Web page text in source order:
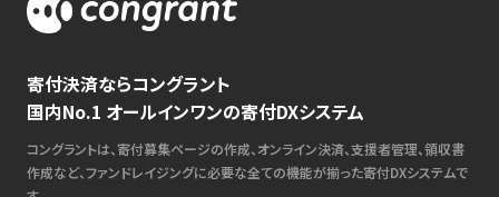
寄付決済ならコングラント
国内No.1 オールインワンの寄付DXシステム
コングラントは、寄付募集ページの作成、オンライン決済、支援者管理、領収書
作成など、ファンドレイジングに必要な全ての機能が揃った寄付DXシステムで